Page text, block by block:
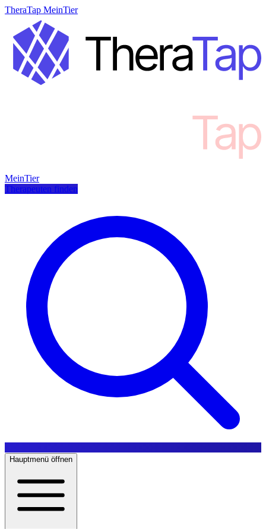
TheraTap MeinTier
MeinTier
Therapeuten finden
Hauptmenü öffnen